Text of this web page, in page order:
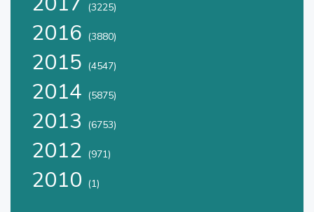
(3225)
2016 (3880)
2015 (4547)
2014 (5875)
2013 (6753)
2012 (971)
2010 (1)